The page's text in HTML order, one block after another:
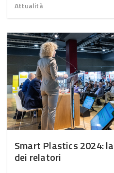
Attualità
Smart Plastics 2024:
dei relatori